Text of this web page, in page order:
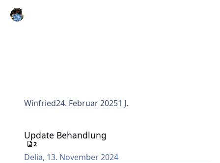
Winfried24. Februar 20251 J.
Update Behandlung
2
Delia, 13. November 2024